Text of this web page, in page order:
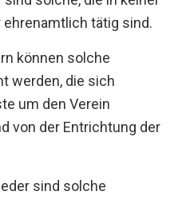
tätig sind.
können solche
werden, die sich
um den Verein
von der Entrichtung der
sind solche